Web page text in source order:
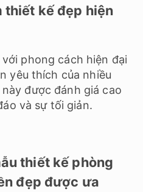
thiết kế đẹp hiện
phong cách hiện đại
yêu thích của nhiều
được đánh giá cao
và sự tối giản.
thiết kế phòng
đẹp được ưa